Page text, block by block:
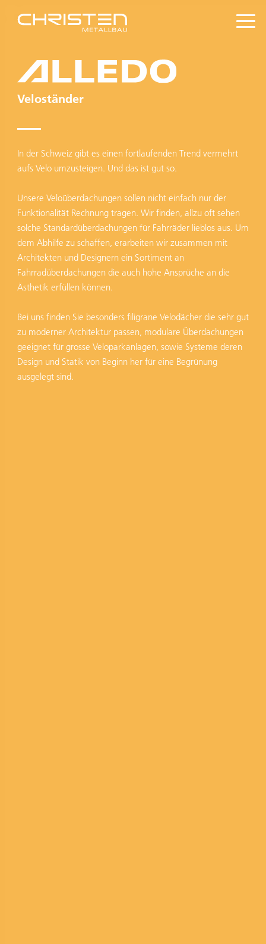
Veloständer
In der Schweiz gibt es einen fortlaufenden Trend vermehrt
aufs Velo umzusteigen. Und das ist gut so.
Unsere Veloüberdachungen sollen nicht einfach nur der
Funktionalität Rechnung tragen. Wir finden, allzu oft sehen
solche Standardüberdachungen für Fahrräder lieblos aus. Um
dem Abhilfe zu schaffen, erarbeiten wir zusammen mit
Architekten und Designern ein Sortiment an
Fahrradüberdachungen die auch hohe Ansprüche an die
Ästhetik erfüllen können.
Bei uns finden Sie besonders filigrane Velodächer die sehr gut
zu moderner Architektur passen, modulare Überdachungen
geeignet für grosse Veloparkanlagen, sowie Systeme deren
Design und Statik von Beginn her für eine Begrünung
ausgelegt sind.